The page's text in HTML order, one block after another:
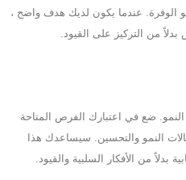
الوفرة. عندما يكون لديك هدف واضح ،
من التركيز على القيود.
ضع في اعتبارك الفرص المتاحة
النمو والتحسين. سيساعدك هذا
بدلاً من الأفكار السلبية والقيود.